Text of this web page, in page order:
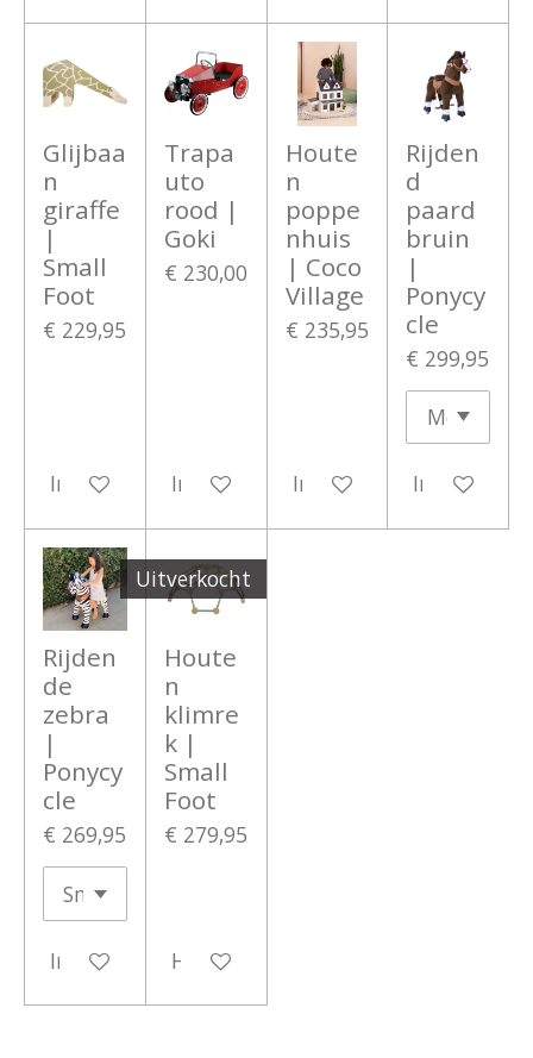
Glijbaa
n
giraffe
|
Small
Foot
€ 229,95
In winkelwagen
Trapa
uto
rood |
Goki
€ 230,00
In winkelwagen
Houte
n
poppe
nhuis
| Coco
Village
€ 235,95
In winkelwagen
Rijden
d
paard
bruin
|
Ponycy
cle
€ 299,95
In
Rijden
de
zebra
|
Ponycy
cle
€ 269,95
In winkelwagen
Uitverkocht
Houte
n
klimre
k |
Small
Foot
€ 279,95
Houd mij op de hoogte